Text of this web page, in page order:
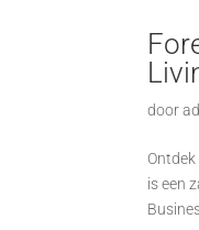
door
is een